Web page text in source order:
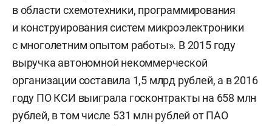
в области схемотехники, программирования
и конструирования систем микроэлектроники
с многолетним опытом работы». В 2015 году
выручка автономной некоммерческой
организации составила 1,5 млрд рублей, а в 2016
году ПО КСИ выиграла госконтракты на 658 млн
рублей, в том числе 531 млн рублей от ПАО